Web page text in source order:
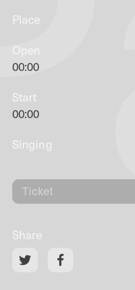
Place
Open
00:00
Start
00:00
Singing
Ticket
Share